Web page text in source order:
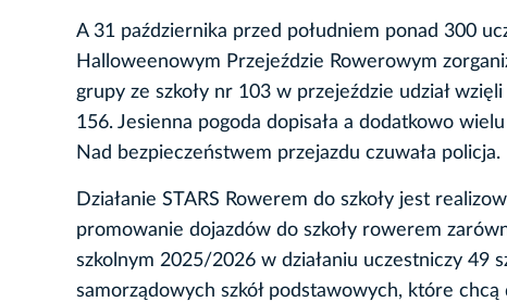
A 31 października przed południem ponad 300
Halloweenowym Przejeździe Rowerowym
grupy ze szkoły nr 103 w przejeździe udział
156. Jesienna pogoda dopisała a dodatkowo
Nad bezpieczeństwem przejazdu czuwała policja.
Działanie STARS Rowerem do szkoły jest
promowanie dojazdów do szkoły rowerem
szkolnym 2025/2026 w działaniu uczestniczy 49
samorządowych szkół podstawowych, które chcą